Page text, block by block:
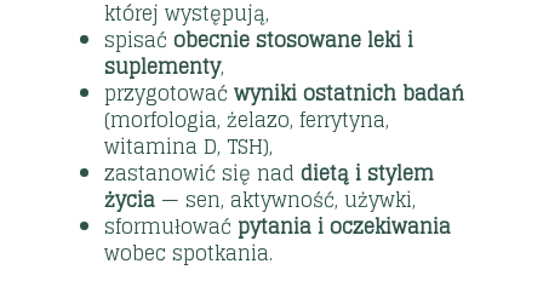
której występują,
spisaćobecnie stosowane leki i
suplementy,
przygotowaćwyniki ostatnich badań
(morfologia, żelazo, ferrytyna,
witamina D, TSH),
zastanowić się naddietą i stylem
życia — sen, aktywność, używki,
sformułowaćpytania i oczekiwania
wobec spotkania.